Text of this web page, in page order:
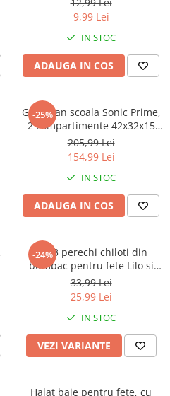
9,99 Lei
IN STOC
ADAUGA IN COS
-25%
Ghiozdan scoala Sonic Prime,
2 compartimente 42x32x15
cm
205,99 Lei
154,99 Lei
IN STOC
ADAUGA IN COS
-24%
Set 3 perechi chiloti din
bumbac pentru fete Lilo si
Stitch
33,99 Lei
25,99 Lei
IN STOC
VEZI VARIANTE
Halat baie pentru fete, cu